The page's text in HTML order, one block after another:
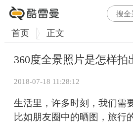
首页 正文
360度全景照片是怎样拍
2018-07-18 11:28:12
生活里，许多时刻，我们需
比如朋友圈中的晒图，旅行